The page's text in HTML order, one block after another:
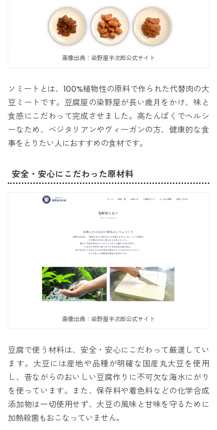
画像出典：染野屋半次郎公式サイト
ソミートとは、100%植物性の原料で作られた代替肉の大
豆ミートです。豆腐屋の染野屋が長い歳月をかけ、味と
食感にこだわって完成させました。高たんぱくでヘルシ
ーなため、ベジタリアンやヴィーガンの方、健康的な食
事をとりたい人におすすめの食材です。
安全・安心にこだわった原材料
画像出典：染野屋半次郎公式サイト
豆腐で使う材料は、安全・安心にこだわって厳選してい
ます。大豆には産地や品種が明確な国産丸大豆を使用
し、昔ながらのおいしい豆腐作りに不可欠な海水にがり
を使っています。また、保存料や着色料などの化学合成
添加物は一切使用せず、大豆の風味と甘味を守るために
加熱殺菌もおこなっていません。